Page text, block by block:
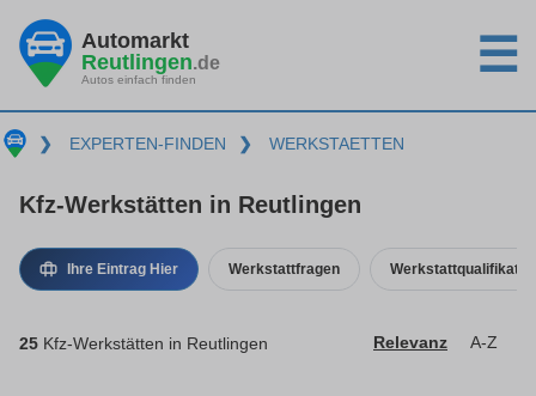
Automarkt
Reutlingen.de
Autos einfach finden ☰
❯ EXPERTEN-FINDEN ❯ WERKSTAETTEN
Kfz-Werkstätten in Reutlingen
Ihre Eintrag Hier Werkstattfragen
25 Kfz-Werkstätten in Reutlingen Relevanz A-Z